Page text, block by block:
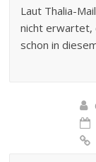
Laut Thalia-
nicht erwartet,
schon in